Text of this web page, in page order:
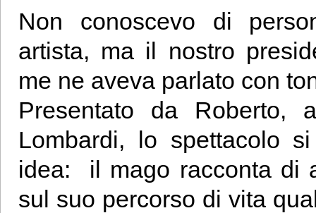
Non conoscevo di
artista, ma il nostro
me ne aveva parlato con
Presentato da Roberto,
Lombardi, lo spettacolo
idea: il mago racconta di
sul suo percorso di vita